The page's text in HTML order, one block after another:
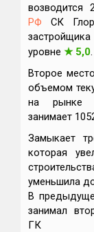
возводится
РФ СК
уровне ★5,0.
Второе
объемом
на
занимает
Замыкает
которая
уменьшила
В
занимал
ГК